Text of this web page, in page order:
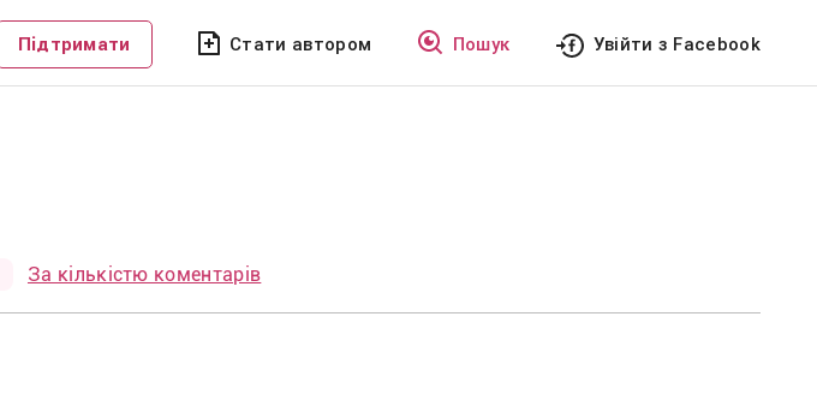
Підтримати Стати автором Пошук Увійти з Facebook
За кількістю коментарів